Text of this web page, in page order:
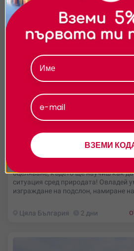
Базов курс за оцеляване в
оцеляване, където ще научиш как
ситуация сред природата! Овладей
изграждане на подслон, намиране
Цяла България 2 дни
ВЗЕМИ
всички бисквитки, да откажете
изберете предпочитания.За
относно начина, по който
поверителност.